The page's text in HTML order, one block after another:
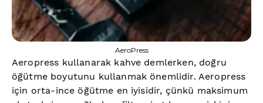
AeroPress
Aeropress kullanarak kahve demlerken, doğru
öğütme boyutunu kullanmak önemlidir. Aeropress
için orta-ince öğütme en iyisidir, çünkü maksimum